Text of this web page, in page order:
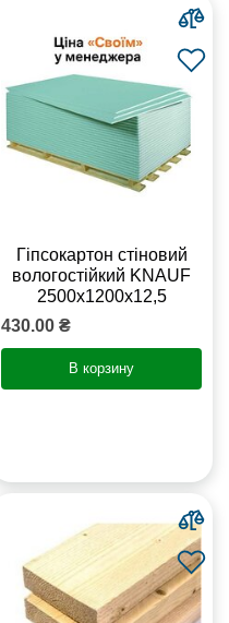
Гіпсокартон стіновий
вологостійкий KNAUF
2500х1200х12,5
430.00 ₴
В корзину